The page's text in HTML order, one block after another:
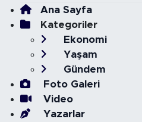
Ana Sayfa
Kategoriler
Ekonomi
Yaşam
Gündem
Foto Galeri
Video
Yazarlar